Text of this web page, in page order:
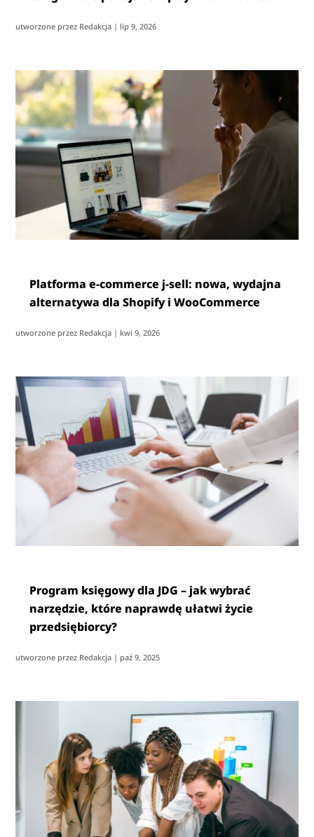
utworzone przez Redakcja | lip 9, 2026
Platforma e-commerce j-sell: nowa, wydajna
alternatywa dla Shopify i WooCommerce
utworzone przez Redakcja | kwi 9, 2026
Program księgowy dla JDG – jak wybrać
narzędzie, które naprawdę ułatwi życie
przedsiębiorcy?
utworzone przez Redakcja | paź 9, 2025